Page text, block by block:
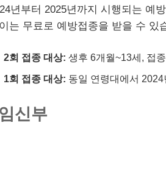
년부터 2025년까지 시행되는 예
는 무료로 예방접종을 받을 수 있
2회 접종 대상: 생후 6개월~13세, 접
1회 접종 대상: 동일 연령대에서
임신부